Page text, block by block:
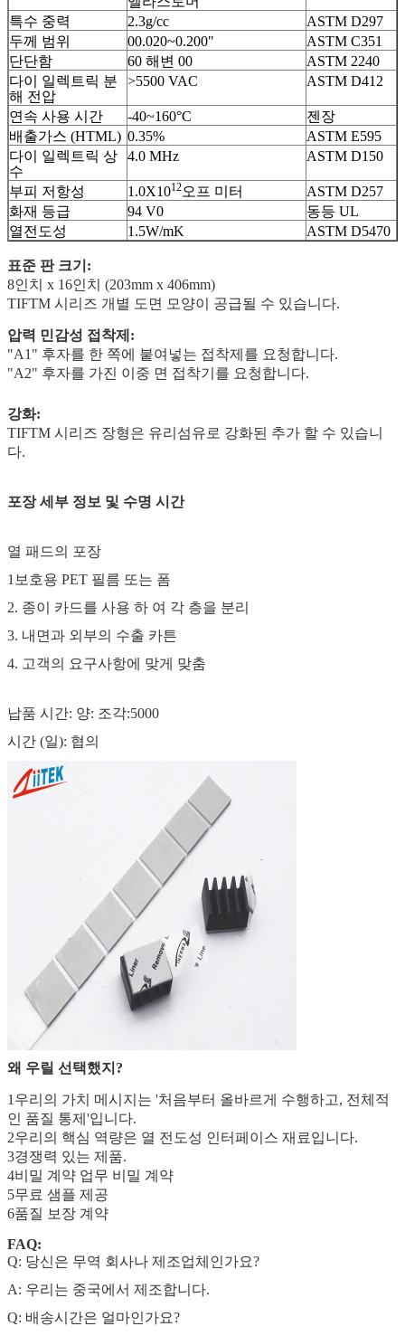
특수 중력
2.3g/cc
ASTM D297
두께 범위
00.020~0.200"
ASTM C351
단단함
60 해변 00
ASTM 2240
다이 일렉트릭 분
해 전압
>5500 VAC ASTM D412
연속 사용 시간 -40~160°C
젠장
배출가스 (HTML) 0.35%
ASTM E595
다이 일렉트릭 상
수
4.0 MHz ASTM D150
부피 저항성 1.0X1012오프 미터
ASTM D257
화재 등급
94 V0
동등 UL
열전도성
1.5W/mK ASTM D5470
표준 판 크기:
8인치 x 16인치 (203mm x 406mm)
TIFTM 시리즈 개별 도면 모양이 공급될 수 있습니다.
압력 민감성 접착제:
"A1" 후자를 한 쪽에 붙여넣는 접착제를 요청합니다.
"A2" 후자를 가진 이중 면 접착기를 요청합니다.
강화:
TIFTM 시리즈 장형은 유리섬유로 강화된 추가 할 수 있습니
다.
포장 세부 정보 및 수명 시간
열 패드의 포장
1보호용 PET 필름 또는 폼
2. 종이 카드를 사용 하 여 각 층을 분리
3. 내면과 외부의 수출 카튼
4. 고객의 요구사항에 맞게 맞춤
납품 시간: 양: 조각:5000
시간 (일): 협의
왜 우릴 선택했지?
1우리의 가치 메시지는 '처음부터 올바르게 수행하고, 전체적
인 품질 통제'입니다.
2우리의 핵심 역량은 열 전도성 인터페이스 재료입니다.
3경쟁력 있는 제품.
4비밀 계약 업무 비밀 계약
5무료 샘플 제공
6품질 보장 계약
FAQ:
Q: 당신은 무역 회사나 제조업체인가요?
A: 우리는 중국에서 제조합니다.
Q: 배송시간은 얼마인가요?